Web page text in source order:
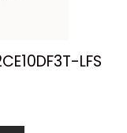
LFS